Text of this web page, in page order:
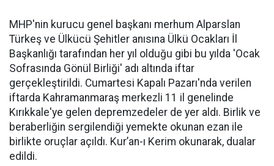
MHP'nin kurucu genel başkanı merhum Alparslan
Türkeş ve Ülkücü Şehitler anısına Ülkü Ocakları İl
Başkanlığı tarafından her yıl olduğu gibi bu yılda 'Ocak
Sofrasında Gönül Birliği' adı altında iftar
gerçekleştirildi. Cumartesi Kapalı Pazarı'nda verilen
iftarda Kahramanmaraş merkezli 11 il genelinde
Kırıkkale'ye gelen depremzedeler de yer aldı. Birlik ve
beraberliğin sergilendiği yemekte okunan ezan ile
birlikte oruçlar açıldı. Kur’an-ı Kerim okunarak, dualar
edildi.